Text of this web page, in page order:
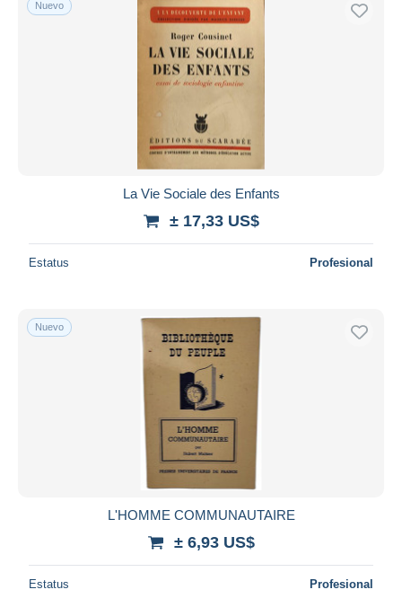
Sólo con descuento
Transferencia bancaria
Mastercard
Deseleccionar todo
Mundo entero
Aplicar
Nuevo
La Vie Sociale des Enfants
± 17,33 US$
Estatus Profesional
Nuevo
L'HOMME COMMUNAUTAIRE
± 6,93 US$
Estatus Profesional